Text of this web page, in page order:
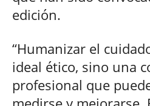
edición.
“Humanizar el
ideal ético, sino una
profesional que